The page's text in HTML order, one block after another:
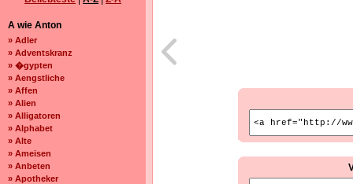
A wie Anton
» Adler
» Adventskranz
» �gypten
» Aengstliche
» Affen
» Alien
» Alligatoren
» Alphabet
» Alte
» Ameisen
» Anbeten
» Apotheker